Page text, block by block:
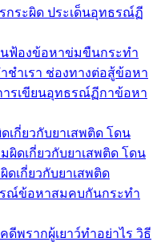
กระผิด ประเด็นอุทธรณ์ฏี
ฟ้องข้อหาข่มขืนกระทำ
ชำเรา ช่องทางต่อสู้ข้อหา
ารเขียนอุทธรณ์ฏีกาข้อหา
กี่ยวกับยาเสพติด โดน
ดเกี่ยวกับยาเสพติด โดน
เกี่ยวกับยาเสพติด
รณ์ข้อหาสมคบกันกระทำ
พรากผู้เยาว์ทำอย่าไร วิธี